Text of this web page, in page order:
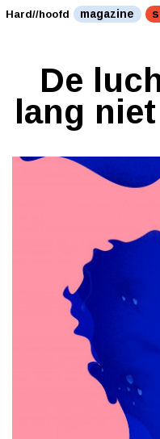
Hard//hoofd magazine
De
lang